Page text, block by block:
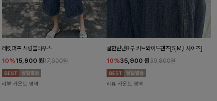
레킷퍼프 셔링블라우스
10%15,900 원17,600원
리뷰 카운트 영역
쿨한린넨8부 커브와이드팬츠[S,M,L사이즈]
10%35,900 원39,800원
리뷰 카운트 영역